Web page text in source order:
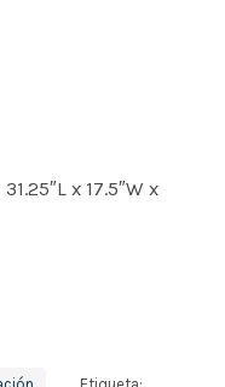
31.25″L x 17.5″W x
Etiqueta: